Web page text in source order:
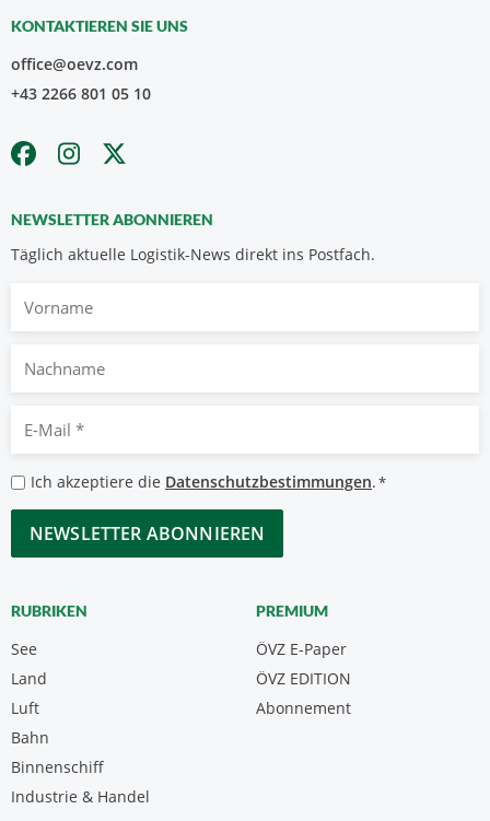
KONTAKTIEREN SIE UNS
office@oevz.com
+43 2266 801 05 10
NEWSLETTER ABONNIEREN
Täglich aktuelle Logistik-News direkt ins Postfach.
Vorname
Nachname
Mail
*
Datenschutzbestimmungen
*
Ich akzeptiere die Datenschutzbestimmungen.*
CAPTCHA
RUBRIKEN
See
Land
Luft
Bahn
Binnenschiff
Industrie & Handel
PREMIUM
ÖVZ E-Paper
Abonnement
ÖVZ EDITION